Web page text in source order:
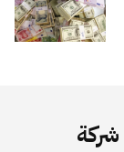
شركة